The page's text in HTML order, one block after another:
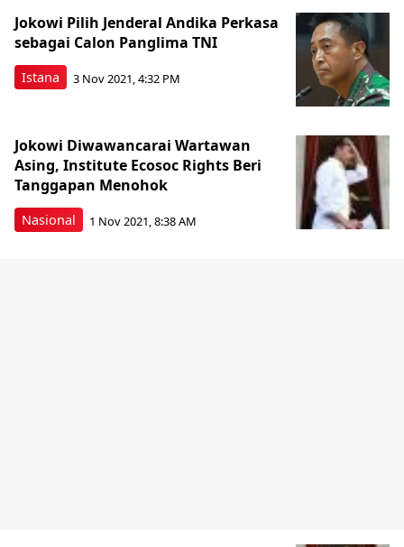
Istana
Jokowi Pilih Jenderal Andika Perkasa
sebagai Calon Panglima TNI
3 Nov 2021, 4:32 PM
Nasional
Jokowi Diwawancarai Wartawan
Asing, Institute Ecosoc Rights Beri
Tanggapan Menohok
1 Nov 2021, 8:38 AM